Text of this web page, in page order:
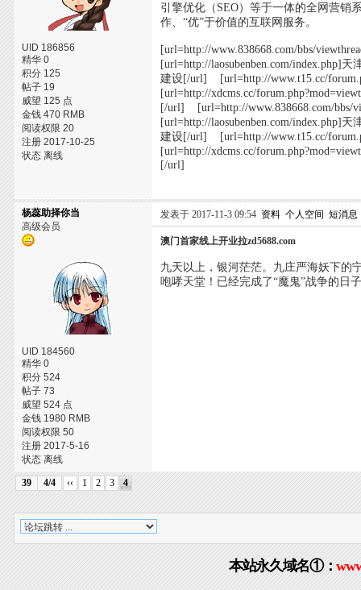
UID 186856
精华 0
积分 125
帖子 19
威望 125 点
金钱 470 RMB
阅读权限 20
注册 2017-10-25
状态 离线
引擎优化（SEO）等于一体的全网营销
作、“优”于价值的互联网服务。
[url=http://www.838668.com/bbs/
[url=http://laosubenben.com/index.php]
建设[/url] [url=http://www.t15.cc/
[url=http://xdcms.cc/
[/url] [url=http://www.838668.com/bbs/
[url=http://laosubenben.com/index.php]
建设[/url] [url=http://www.t15.cc/
[url=http://xdcms.cc/
[/url]
杨蕊助择你当
高级会员
UID 184560
精华 0
积分 524
帖子 73
威望 524 点
金钱 1980 RMB
阅读权限 50
注册 2017-5-16
状态 离线
发表于 2017-11-3 09:54 资料 个人空间 短消息
澳门首家线上开业拉zd5688.com
九天以上，银河茫茫。九庄严海妖下的
咆哮天堂！已经完成了“魔鬼”战争的日
39 4/4 ‹‹ 1 2 3 4
本站永久域名①：